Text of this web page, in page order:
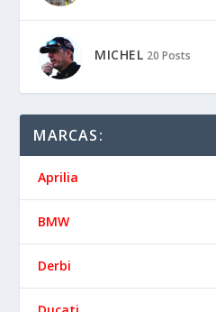
MICHEL 20 Posts
MARCAS:
Aprilia
BMW
Derbi